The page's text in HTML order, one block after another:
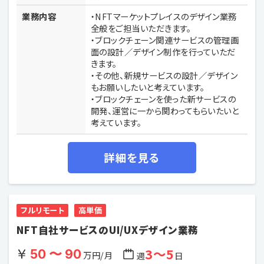
業務内容
・NFTマーケットプレイスのデザイン業務
全般をご担当いただきます。
・ブロックチェーン関連サービスの管理画
面の設計／デザイン制作を行っていただ
きます。
・その他、新規サービスの設計／デザイン
もお願いしたいと考えています。
・ブロックチェーンを使った新サービスの
開発、運営に一から関わってもらいたいと
考えています。
詳細を見る
フルリモート 高単価
NFT自社サービスのUI/UXデザイン業務
50 〜 90万円/月 週3〜5日